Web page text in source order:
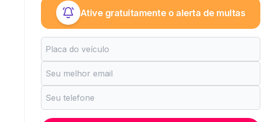
Ative gratuitamente o alerta de multas